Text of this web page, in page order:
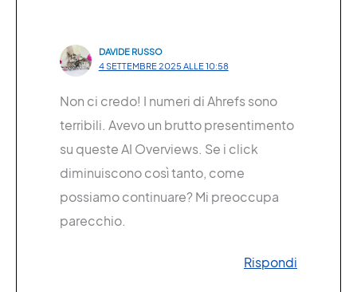
DAVIDE RUSSO
4 SETTEMBRE 2025 ALLE 10:58
Non ci credo! I numeri di Ahrefs sono
terribili. Avevo un brutto presentimento
su queste AI Overviews. Se i click
diminuiscono così tanto, come
possiamo continuare? Mi preoccupa
parecchio.
Rispondi